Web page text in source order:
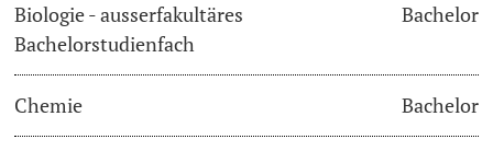
Donors & Alumni
In My Studies
Course Directory
Biologie - ausserfakultäres
Bachelorstudienfach
Bachelor
Chemie Bachelor